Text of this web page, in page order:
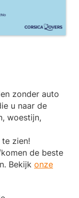
zonder auto
u naar de
woestijn,
zien!
de beste
Bekijk onze